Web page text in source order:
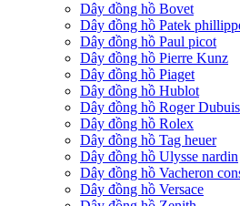
Dây đồng hồ Bovet
Dây đồng hồ Patek
Dây đồng hồ Paul picot
Dây đồng hồ Pierre Kunz
Dây đồng hồ Piaget
Dây đồng hồ Hublot
Dây đồng hồ Roger Dubuis
Dây đồng hồ Rolex
Dây đồng hồ Tag heuer
Dây đồng hồ Ulysse nardin
Dây đồng hồ Vacheron
Dây đồng hồ Versace